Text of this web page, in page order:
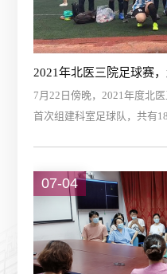
2021年北医三院足球赛
7月22日傍晚，2021年度北
首次组建科室足球队，共有
07-04